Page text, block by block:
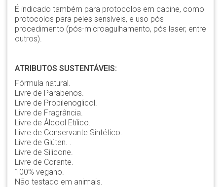
É indicado também para protocolos em cabine, como
protocolos para peles sensíveis, e uso pós-
procedimento (pós-microagulhamento, pós laser, entre
outros).
ATRIBUTOS SUSTENTÁVEIS:
Fórmula natural.
Livre de Parabenos.
Livre de Propilenoglicol.
Livre de Fragrância.
Livre de Álcool Etílico.
Livre de Conservante Sintético.
Livre de Glúten. .
Livre de Silicone.
Livre de Corante.
100% vegano.
Não testado em animais.